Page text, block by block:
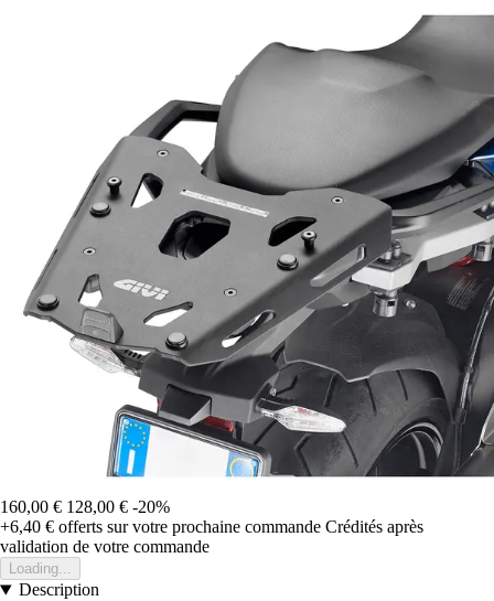
160,00 € 128,00 € -20%
+6,40 € offerts sur votre prochaine commande Crédités après
validation de votre commande
Loading...
Description